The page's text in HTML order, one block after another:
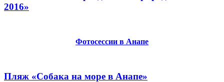
2016»
Фотосессии в Анапе
Пляж «Собака на море в Анапе»